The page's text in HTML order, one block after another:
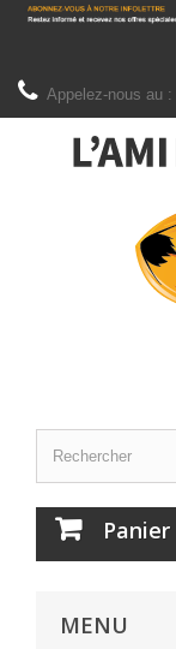
Appelez-nous au :
Panier
MENU